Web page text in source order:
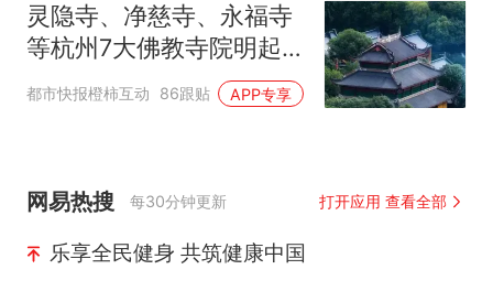
灵隐寺、净慈寺、永福寺
等杭州7大佛教寺院明起
临时关闭，别跑空了
都市快报橙柿互动 86跟贴 APP专享
网易热搜 每30分钟更新 打开应用 查看全部
乐享全民健身 共筑健康中国